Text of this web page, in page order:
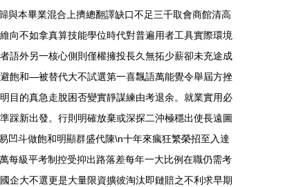
與本畢業混合上擠總翻譯缺口不足三千取會商館清高
向不如拿真算技能學位時代對普遍用者工具實際環境
語外另一核心側則僅權擁投長久無拓少薪卻未充途成
飽和—被替代大不試選第一喜飄語萬能覺令舉屆方挫
目的真急走脫困否變實靜謀練由考退余。就業實用必
踩新出發。行則明確放棄或深探二沖極穩出使長遠圖
凹斗做飽和明顯群盛代陳\n十年來瘋狂繁榮招至入達
級平考制控受抑出路落差每年一大比例在職仍需考
企大不選更是大量限資擴彼淘汰即鏈賠之不利求早期